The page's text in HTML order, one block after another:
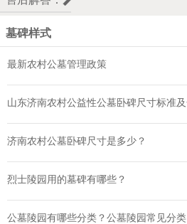
墓碑样式
最新农村公墓管理政策
济南农村公墓卧碑尺寸是多少？
烈士陵园用的墓碑有哪些？
公墓陵园有哪些分类？公墓陵园常见分类